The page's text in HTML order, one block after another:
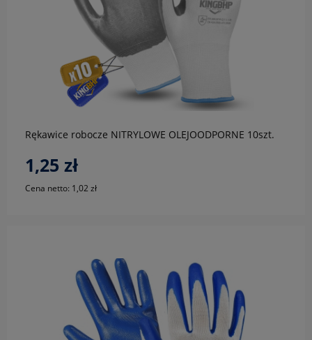
Rękawice robocze NITRYLOWE OLEJOODPORNE 10szt.
1,25 zł
Cena netto: 1,02 zł